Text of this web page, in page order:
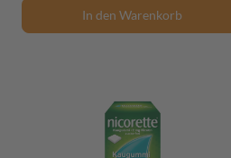
In den Warenkorb